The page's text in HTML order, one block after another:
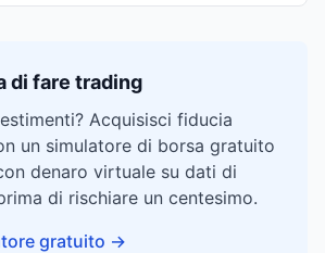
di fare trading
Acquisisci fiducia
un simulatore di borsa gratuito
denaro virtuale su dati di
di rischiare un centesimo.
gratuito →